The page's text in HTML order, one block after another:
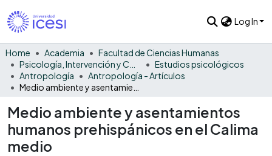
Log In
Home Academia
Facultad de Ciencias Humanas
Estudios psicológicos
Antropología
Antropología - Artículos
Medio ambiente y asentamientos
humanos prehispánicos en el Calima
medio